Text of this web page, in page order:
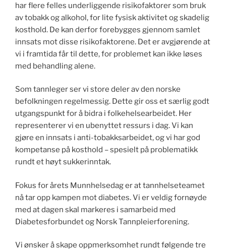
har flere felles underliggende risikofaktorer som bruk
av tobakk og alkohol, for lite fysisk aktivitet og skadelig
kosthold. De kan derfor forebygges gjennom samlet
innsats mot disse risikofaktorene. Det er avgjørende at
vi i framtida får til dette, for problemet kan ikke løses
med behandling alene.
Som tannleger ser vi store deler av den norske
befolkningen regelmessig. Dette gir oss et særlig godt
utgangspunkt for å bidra i folkehelsearbeidet. Her
representerer vi en ubenyttet ressurs i dag. Vi kan
gjøre en innsats i anti-tobakksarbeidet, og vi har god
kompetanse på kosthold – spesielt på problematikk
rundt et høyt sukkerinntak.
Fokus for årets Munnhelsedag er at tannhelseteamet
nå tar opp kampen mot diabetes. Vi er veldig fornøyde
med at dagen skal markeres i samarbeid med
Diabetesforbundet og Norsk Tannpleierforening.
Vi ønsker å skape oppmerksomhet rundt følgende tre